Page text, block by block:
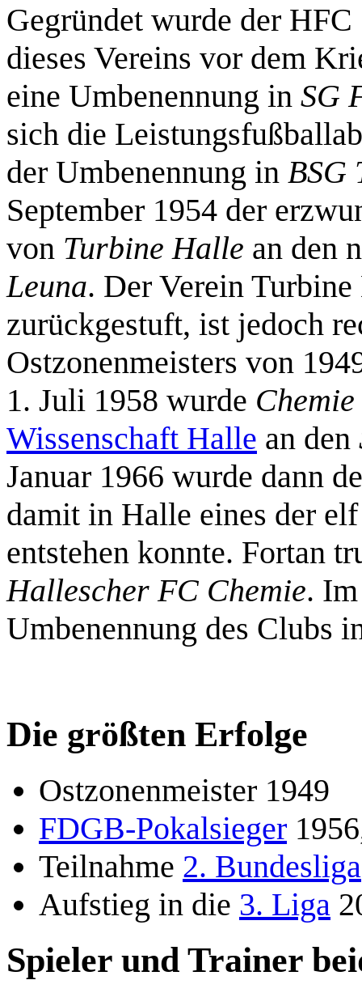
Gegründet wurde der
dieses Vereins vor dem
eine Umbenennung in SG
sich die
der Umbenennung in BSG
September 1954 der
von Turbine Halle an den
Leuna. Der Verein
zurückgestuft, ist jedoch
Ostzonenmeisters von
1. Juli 1958 wurde
Wissenschaft Halle an den
Januar 1966 wurde dann
damit in Halle eines der
entstehen konnte. Fortan
Hallescher FC Chemie.
Umbenennung des Clubs
Die größten Erfolge
Ostzonenmeister 1949
FDGB-Pokalsieger
Teilnahme 2. Bundesliga
Aufstieg in die 3. Liga
Spieler und Trainer